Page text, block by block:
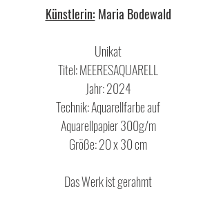
Künstlerin: Maria Bodewald
Unikat
Titel: MEERESAQUARELL
Jahr: 2024
Technik: Aquarellfarbe auf
Aquarellpapier 300g/m
Größe: 20 x 30 cm
Das Werk ist gerahmt